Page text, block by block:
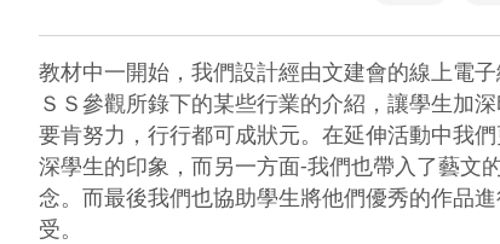
教材中一開始，我們設計經由文建會的線上電
ＳＳ參觀所錄下的某些行業的介紹，讓學生加
要肯努力，行行都可成狀元。在延伸活動中我
深學生的印象，而另一方面-我們也帶入了藝文
念。而最後我們也協助學生將他們優秀的作品
受。